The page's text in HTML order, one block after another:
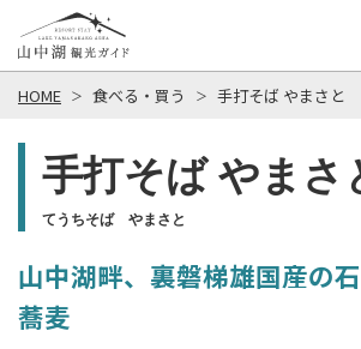
HOME 食べる・買う 手打そば やまさと
手打そば やまさ
てうちそば やまさと
山中湖畔、裏磐梯雄国産の
蕎麦